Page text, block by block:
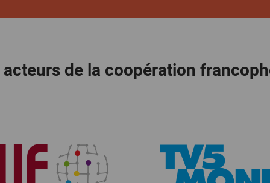
acteurs de la coopération